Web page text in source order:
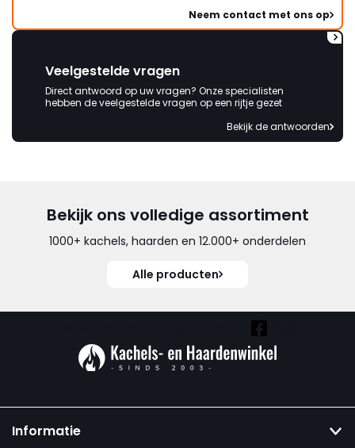
Neem contact met ons op
Veelgestelde vragen
Direct antwoord op uw vragen? Onze specialisten
hebben de veelgestelde vragen op een rijtje gezet
Bekijk de antwoorden
Bekijk ons volledige assortiment
1000+ kachels, haarden en 12.000+ onderdelen
Alle producten
Informatie